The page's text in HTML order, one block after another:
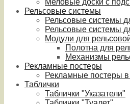
Меловые доски с
Рельсовые системы
Рельсовые системы
Рельсовые системы
Модули для
Полотна для
Механизмы
Рекламные постеры
Рекламные постеры
Таблички
Таблички "Указатели"